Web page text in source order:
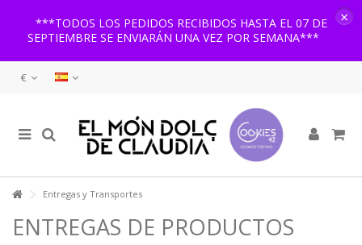
***TODOS LOS PEDIDOS RECIBIDOS HASTA EL 07 DE
SEPTIEMBRE SE ENVIARÁN UNA VEZ POR SEMANA***
×
€
Entregas y Transportes
ENTREGAS DE PRODUCTOS